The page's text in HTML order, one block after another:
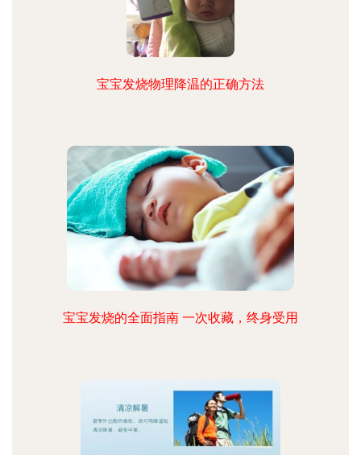
宝宝发烧物理降温的正确方法
宝宝发烧的全面指南 一次收藏，终身受用